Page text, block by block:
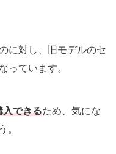
に対し、旧モデルのセ
っています。
入できるため、気にな
。